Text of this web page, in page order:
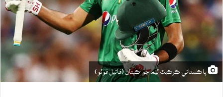
پاڪستاني ڪرڪيٽ ٽيم جو ڪپتان (فائيل فوٽو)